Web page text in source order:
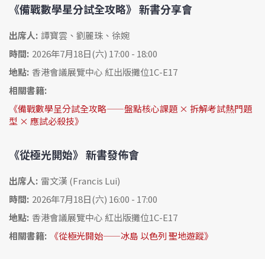
《備戰數學星分試全攻略》 新書分享會
出席人: 譚寶雲、劉麗珠、徐婉
時間: 2026年7月18日(六) 17:00 - 18:00
地點: 香港會議展覽中心 紅出版攤位1C-E17
相關書籍:
《備戰數學呈分試全攻略——盤點核心課題 × 拆解考試熱門題
型 × 應試必殺技》
《從極光開始》 新書發佈會
出席人: 雷文漢 (Francis Lui)
時間: 2026年7月18日(六) 16:00 - 17:00
地點: 香港會議展覽中心 紅出版攤位1C-E17
相關書籍:
《從極光開始——冰島 以色列 聖地遊蹤》